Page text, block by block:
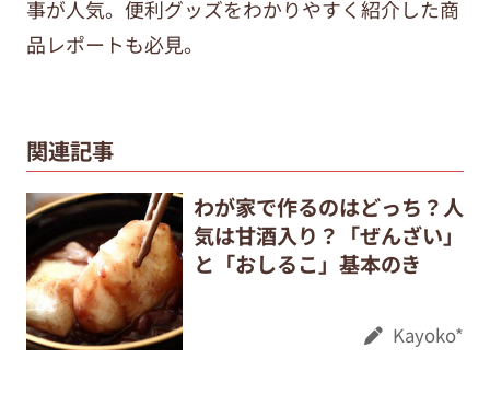
事が人気。便利グッズをわかりやすく紹介した商
品レポートも必見。
関連記事
わが家で作るのはどっち？人
気は甘酒入り？「ぜんざい」
と「おしるこ」基本のき
Kayoko*